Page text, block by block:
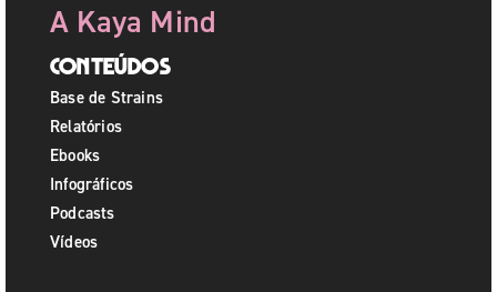
A Kaya Mind
Conteúdos
Base de Strains
Relatórios
Ebooks
Infográficos
Podcasts
Vídeos